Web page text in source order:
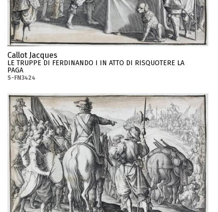
Callot Jacques
LE TRUPPE DI FERDINANDO I IN ATTO DI RISQUOTERE LA
PAGA
S-FN3424